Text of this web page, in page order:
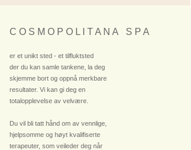
C O S M O P O L I T A N A S P A
er et unikt sted - et tilfluktsted
der du kan samle tankene, la deg
skjemme bort og oppnå merkbare
resultater. Vi kan gi deg en
totalopplevelse av velvære.
Du vil bli tatt hånd om av vennlige,
hjelpsomme og høyt kvalifiserte
terapeuter, som veileder deg når